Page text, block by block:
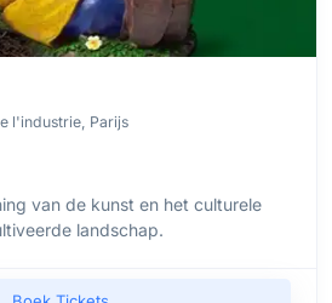
l'industrie, Parijs
van de kunst en het culturele
landschap.